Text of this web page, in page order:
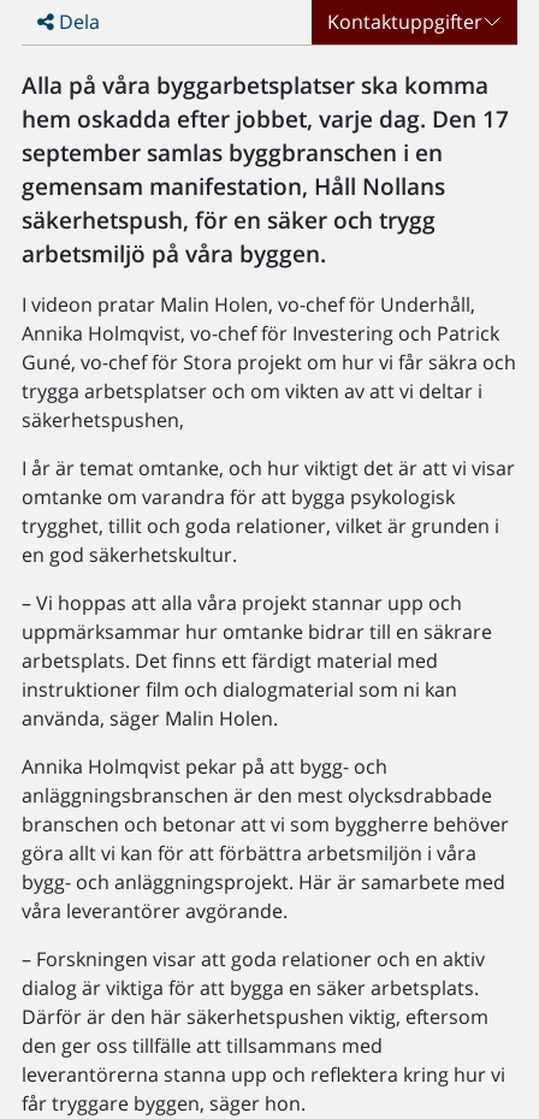
Dela Kontaktuppgifter
Alla på våra byggarbetsplatser ska komma
hem oskadda efter jobbet, varje dag. Den 17
september samlas byggbranschen i en
gemensam manifestation, Håll Nollans
säkerhetspush, för en säker och trygg
arbetsmiljö på våra byggen.
I videon pratar Malin Holen, vo-chef för Underhåll,
Annika Holmqvist, vo-chef för Investering och Patrick
Guné, vo-chef för Stora projekt om hur vi får säkra och
trygga arbetsplatser och om vikten av att vi deltar i
säkerhetspushen,
I år är temat omtanke, och hur viktigt det är att vi visar
omtanke om varandra för att bygga psykologisk
trygghet, tillit och goda relationer, vilket är grunden i
en god säkerhetskultur.
– Vi hoppas att alla våra projekt stannar upp och
uppmärksammar hur omtanke bidrar till en säkrare
arbetsplats. Det finns ett färdigt material med
instruktioner film och dialogmaterial som ni kan
använda, säger Malin Holen.
Annika Holmqvist pekar på att bygg- och
anläggningsbranschen är den mest olycksdrabbade
branschen och betonar att vi som byggherre behöver
göra allt vi kan för att förbättra arbetsmiljön i våra
bygg- och anläggningsprojekt. Här är samarbete med
våra leverantörer avgörande.
– Forskningen visar att goda relationer och en aktiv
dialog är viktiga för att bygga en säker arbetsplats.
Därför är den här säkerhetspushen viktig, eftersom
den ger oss tillfälle att tillsammans med
leverantörerna stanna upp och reflektera kring hur vi
får tryggare byggen, säger hon.